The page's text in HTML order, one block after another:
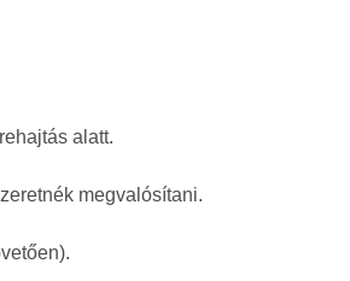
alatt.
megvalósítani.